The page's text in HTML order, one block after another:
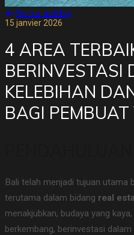
Retour au blog
15 janvier 2026
4 AREA
BERINVESTASI
KELEBIHAN
BAGI
Bali telah menjadi tujuan utama
terutama dalam bidang real
menakjubkan, budaya yang
berkembang, berinvestasi